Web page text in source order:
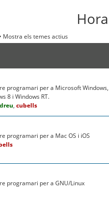
• Mostra els temes actius
programari per a Microsoft Windows,
8 i Windows RT.
,cubells
programari per a Mac OS i iOS
programari per a GNU/Linux